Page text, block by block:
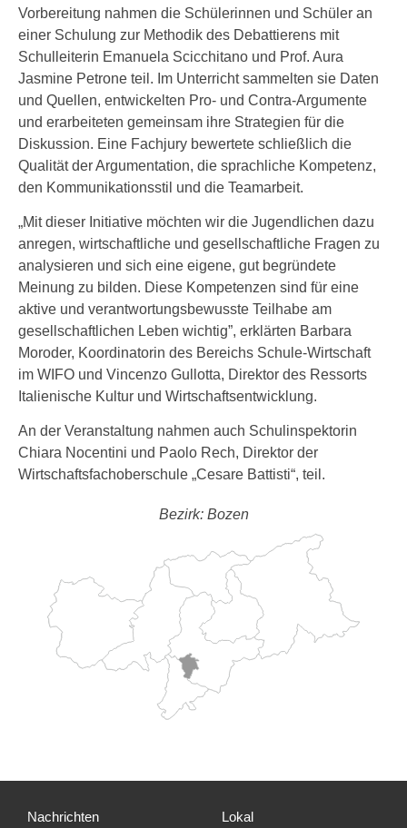
Vorbereitung nahmen die Schülerinnen und Schüler an
einer Schulung zur Methodik des Debattierens mit
Schulleiterin Emanuela Scicchitano und Prof. Aura
Jasmine Petrone teil. Im Unterricht sammelten sie Daten
und Quellen, entwickelten Pro- und Contra-Argumente
und erarbeiteten gemeinsam ihre Strategien für die
Diskussion. Eine Fachjury bewertete schließlich die
Qualität der Argumentation, die sprachliche Kompetenz,
den Kommunikationsstil und die Teamarbeit.
„Mit dieser Initiative möchten wir die Jugendlichen dazu
anregen, wirtschaftliche und gesellschaftliche Fragen zu
analysieren und sich eine eigene, gut begründete
Meinung zu bilden. Diese Kompetenzen sind für eine
aktive und verantwortungsbewusste Teilhabe am
gesellschaftlichen Leben wichtig”, erklärten Barbara
Moroder, Koordinatorin des Bereichs Schule-Wirtschaft
im WIFO und Vincenzo Gullotta, Direktor des Ressorts
Italienische Kultur und Wirtschaftsentwicklung.
An der Veranstaltung nahmen auch Schulinspektorin
Chiara Nocentini und Paolo Rech, Direktor der
Wirtschaftsfachoberschule „Cesare Battisti“, teil.
Bezirk: Bozen
Nachrichten Lokal